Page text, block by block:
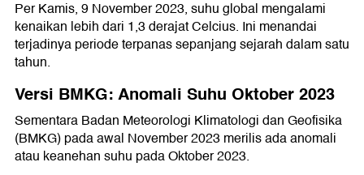
Per Kamis, 9 November 2023, suhu global mengalami
kenaikan lebih dari 1,3 derajat Celcius. Ini menandai
terjadinya periode terpanas sepanjang sejarah dalam satu
tahun.
Versi BMKG: Anomali Suhu Oktober 2023
Sementara Badan Meteorologi Klimatologi dan Geofisika
(BMKG) pada awal November 2023 merilis ada anomali
atau keanehan suhu pada Oktober 2023.